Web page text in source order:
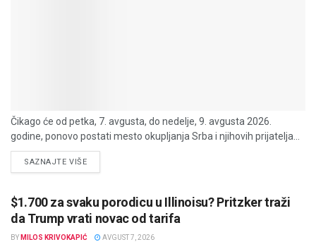
Čikago će od petka, 7. avgusta, do nedelje, 9. avgusta 2026.
godine, ponovo postati mesto okupljanja Srba i njihovih prijatelja...
SAZNAJTE VIŠEDETAILS
$1.700 za svaku porodicu u Illinoisu? Pritzker traži
da Trump vrati novac od tarifa
BY MILOS KRIVOKAPIĆ AVGUST 7, 2026